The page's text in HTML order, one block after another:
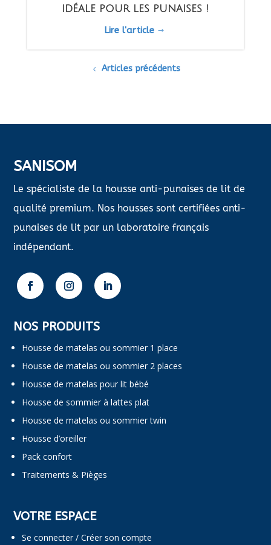
idéale pour les punaises !
Lire l'article $
Articles précédents
SANISOM
Le spécialiste de la housse anti-punaises de lit de
qualité premium. Nos housses sont certifiées anti-
punaises de lit par un laboratoire français
indépendant.
NOS PRODUITS
Housse de matelas ou sommier 1 place
Housse de matelas ou sommier 2 places
Housse de matelas pour lit bébé
Housse de sommier à lattes plat
Housse de matelas ou sommier twin
Housse d’oreiller
Pack confort
Traitements & Pièges
VOTRE ESPACE
Se connecter / Créer son compte